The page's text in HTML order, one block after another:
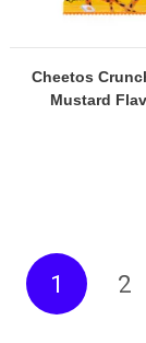
Cheetos
Mustard
1 2